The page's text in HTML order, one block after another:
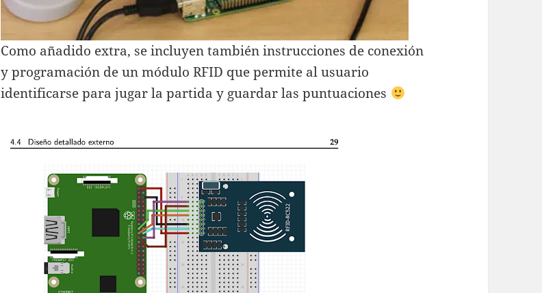
Como añadido extra, se incluyen también instrucciones de conexión
y programación de un módulo RFID que permite al usuario
identificarse para jugar la partida y guardar las puntuaciones